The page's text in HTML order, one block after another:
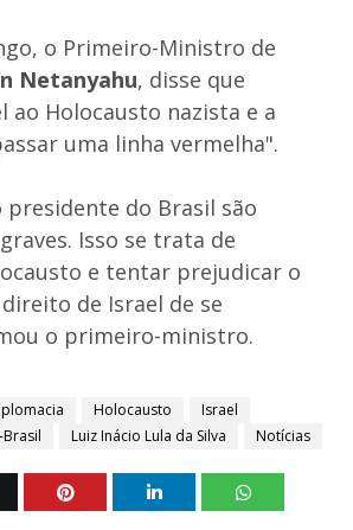
o Primeiro-Ministro de
Netanyahu, disse que
ao Holocausto nazista e a
uma linha vermelha".
presidente do Brasil são
Isso se trata de
e tentar prejudicar o
de Israel de se
o primeiro-ministro.
Holocausto
Israel
Brasil Luiz Inácio Lula da Silva Notícias